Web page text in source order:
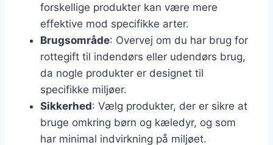
forskellige produkter kan være mere
effektive mod specifikke arter.
Brugsområde: Overvej om du har brug for
rottegift til indendørs eller udendørs brug,
da nogle produkter er designet til
specifikke miljøer.
Sikkerhed: Vælg produkter, der er sikre at
bruge omkring børn og kæledyr, og som
har minimal indvirkning på miljøet.